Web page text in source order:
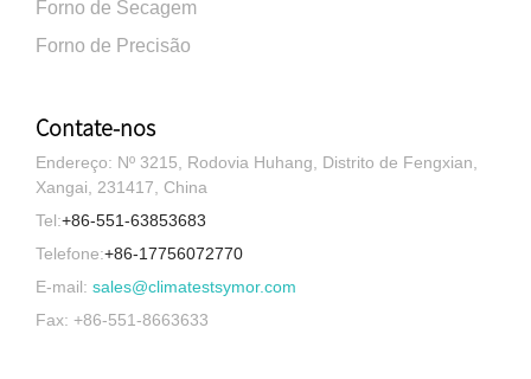
Forno de Secagem
Forno de Precisão
Contate-nos
Endereço: Nº 3215, Rodovia Huhang, Distrito de Fengxian,
Xangai, 231417, China
Tel:+86-551-63853683
Telefone:+86-17756072770
E-mail: sales@climatestsymor.com
Fax: +86-551-8663633